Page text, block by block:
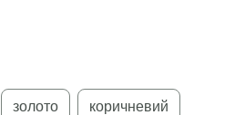
золото коричневий